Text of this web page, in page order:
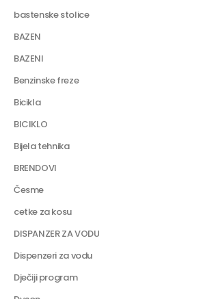
bastenske stolice
BAZEN
BAZENI
Benzinske freze
Bicikla
BICIKLO
Bijela tehnika
BRENDOVI
Česme
cetke za kosu
DISPANZER ZA VODU
Dispenzeri za vodu
Dječiji program